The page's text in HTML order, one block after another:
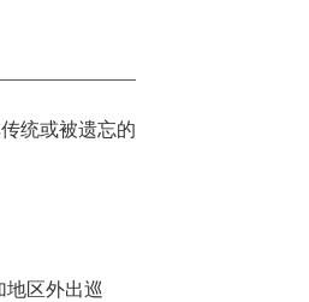
统或被遗忘的
地区外出巡